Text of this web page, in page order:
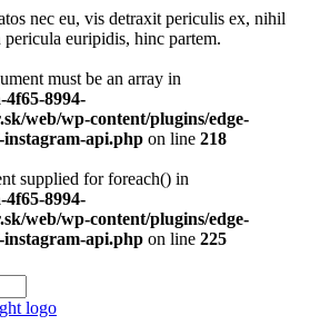
nec eu, vis detraxit periculis ex, nihil
euripidis, hinc partem.
must be an array in
4f65-8994-
web/wp-content/plugins/edge-
api.php on line 218
supplied for foreach() in
4f65-8994-
web/wp-content/plugins/edge-
api.php on line 225